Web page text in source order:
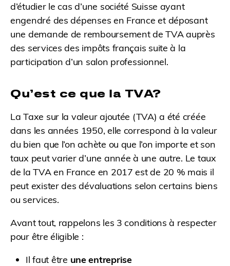
d’étudier le cas d’une société Suisse ayant
engendré des dépenses en France et déposant
une demande de remboursement de TVA auprès
des services des impôts français suite à la
participation d’un salon professionnel.
Qu’est ce que la TVA?
La Taxe sur la valeur ajoutée (TVA) a été créée
dans les années 1950, elle correspond à la valeur
du bien que l’on achète ou que l’on importe et son
taux peut varier d’une année à une autre. Le taux
de la TVA en France en 2017 est de 20 % mais il
peut exister des dévaluations selon certains biens
ou services.
Avant tout, rappelons les 3 conditions à respecter
pour être éligible :
Il faut être une entreprise